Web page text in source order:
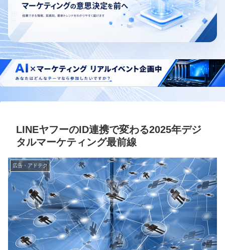
LINEヤフーのID連携で変わる2025年デジ
タルマーケティング最前線
広告・アドテク